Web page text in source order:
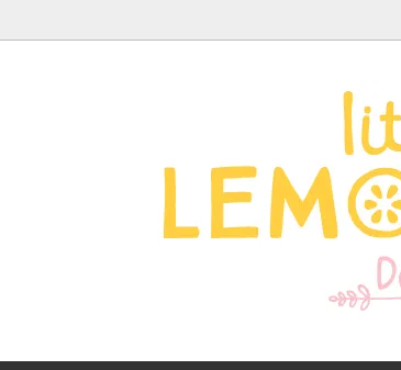
Apparel -アパレル-
サイズで探す
【夏アイテム特集】 2026
年最新！子ども用水着・浮
き輪 アイテム